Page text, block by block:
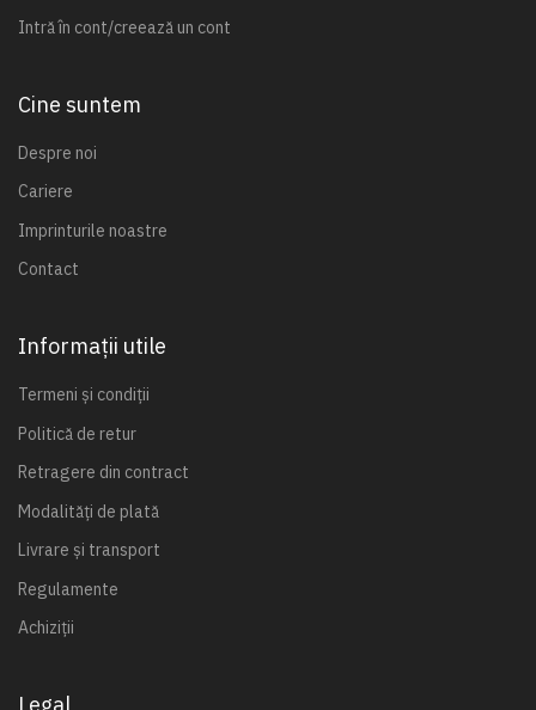
Intră în cont/creează un cont
Cine suntem
Despre noi
Cariere
Imprinturile noastre
Contact
Informații utile
Termeni și condiții
Politică de retur
Retragere din contract
Modalități de plată
Livrare și transport
Regulamente
Achiziții